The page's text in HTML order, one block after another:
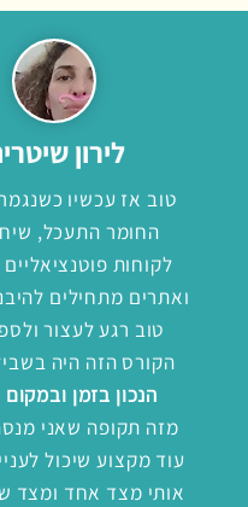
לירון
טוב אז עכשיו
החומר התעכל,
לקוחות
ואתרים מתחילים
טוב רגע לעצור
הקורס הזה היה
הנכון בזמן ובמקום
מזה תקופה שאני
עוד מקצוע שיכול
אותי מצד אחד ומצד